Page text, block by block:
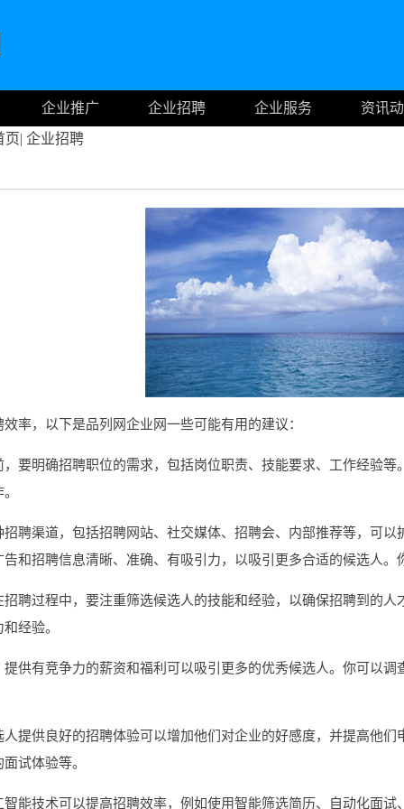
企业推广 企业招聘 企业服务 资讯
页| 企业招聘
率，以下是品列网企业网一些可能有用的建议：
要明确招聘职位的需求，包括岗位职责、技能要求、工作经验
聘渠道，包括招聘网站、社交媒体、招聘会、内部推荐等，可
和招聘信息清晰、准确、有吸引力，以吸引更多合适的候选人。
聘过程中，要注重筛选候选人的技能和经验，以确保招聘到的
经验。
供有竞争力的薪资和福利可以吸引更多的优秀候选人。你可以调
提供良好的招聘体验可以增加他们对企业的好感度，并提高他
试体验等。
能技术可以提高招聘效率，例如使用智能筛选简历、自动化面试